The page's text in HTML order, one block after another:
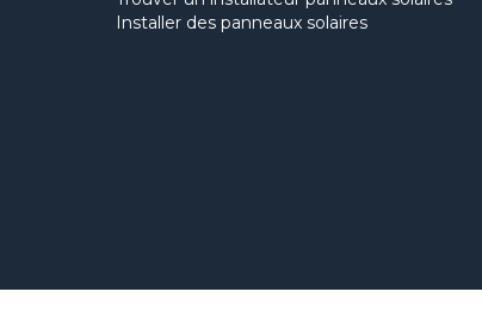
Installer des panneaux solaires